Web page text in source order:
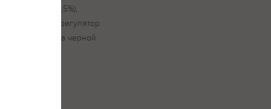
сок (3,5%),
сок (0,5%), регулятор
сока черной
натуральные